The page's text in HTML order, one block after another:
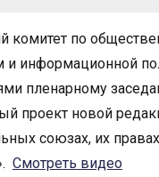
комитет по
и информационной
пленарному
проект новой
союзах, их
Смотреть видео